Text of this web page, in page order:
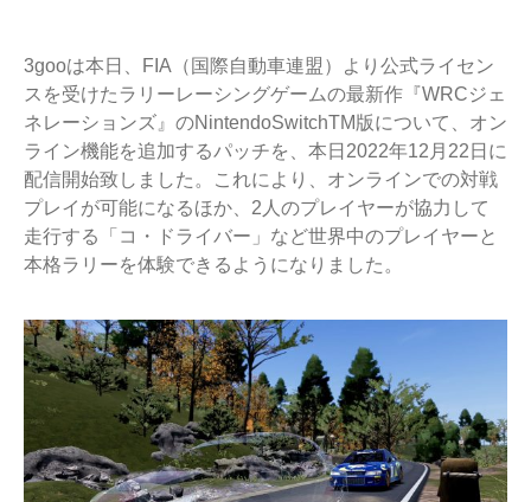
3gooは本日、FIA（国際自動車連盟）より公式ライセン
スを受けたラリーレーシングゲームの最新作『WRCジェ
ネレーションズ』のNintendoSwitchTM版について、オン
ライン機能を追加するパッチを、本日2022年12月22日に
配信開始致しました。これにより、オンラインでの対戦
プレイが可能になるほか、2人のプレイヤーが協力して
走行する「コ・ドライバー」など世界中のプレイヤーと
本格ラリーを体験できるようになりました。